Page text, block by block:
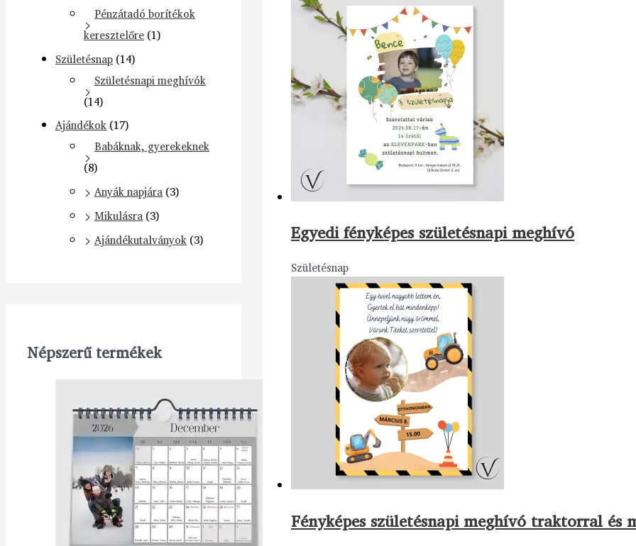
Pénzátadó borítékok
keresztelőre (1)
Születésnap (14)
Születésnapi meghívók
(14)
Ajándékok (17)
Babáknak, gyerekeknek
(8)
Anyák napjára (3)
Mikulásra (3)
Ajándékutalványok (3)
Népszerű termékek
Egyedi fényképes születésnapi meghívó
Születésnap
Fényképes születésnapi meghívó traktorral és